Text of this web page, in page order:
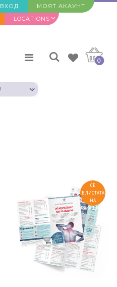
ВХОД
МОЯТ АКАУНТ
LOCATIONS
0
СЕ
В ЛИСТАТА
НА
ЧАКАЩИТЕ